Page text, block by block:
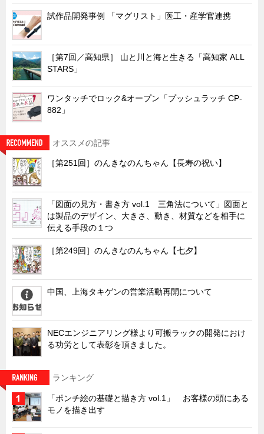
新製品開発最前線
Before After
隠れた名品
旬の野菜とタキゲン製品
PICK UP NEWS
ポンチ絵の基礎と描き方
キャビネット工業会規格「CA300」集中講義
ズバッとお悩み解決 テクニカル Q and A
瀧源点回帰
光る技術！未来へのモノづくり
ちょっとユニークなお客様
ビジサスニュース
ECOLOGY NEWS SCRAMBLE
わが街わが支店
支店所在地（歴史探訪）
ニッポン再発見
あれこれWATCH
４コマ漫画 のんきなのんちゃん
CATEGORY タキゲンinfo.
お知らせ
試作品開発事例 「マグリスト」医工・産学官連携
［第7回／高知県］ 山と川と海と生きる「高知家 ALL
STARS」
ワンタッチでロック&オープン「プッシュラッチ CP-
882」
オススメの記事
［第251回］のんきなのんちゃん【長寿の祝い】
「図面の見方・書き方 vol.1 三角法について」図面と
は製品のデザイン、大きさ、動き、材質などを相手に
伝える手段の１つ
［第249回］のんきなのんちゃん【七夕】
中国、上海タキゲンの営業活動再開について
NECエンジニアリング様より可搬ラックの開発におけ
る功労として表彰を頂きました。
ランキング
「ポンチ絵の基礎と描き方 vol.1」 お客様の頭にある
モノを描き出す